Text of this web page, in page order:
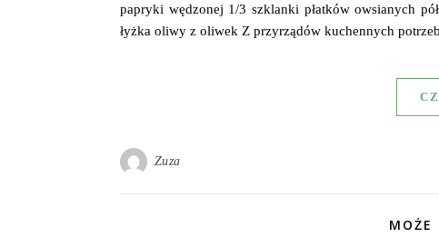
papryki wędzonej 1/3 szklanki płatków owsianych
łyżka oliwy z oliwek Z przyrządów kuchennych
Zuza
MOŻE